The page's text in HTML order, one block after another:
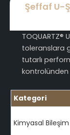
Şeffaf U-
toleranslara
tutarlı
kontrolünden
Kategori
Kimyasal Bileşim